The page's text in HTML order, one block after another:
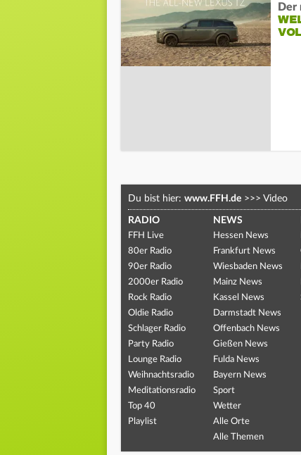
Der
Du bist hier: www.FFH.de >>> Video
RADIO
FFH Live
80er Radio
90er Radio
2000er Radio
Rock Radio
Oldie Radio
Schlager Radio
Party Radio
Lounge Radio
Weihnachtsradio
Meditationsradio
Top 40
Playlist
NEWS
Hessen News
Frankfurt News
Wiesbaden News
Mainz News
Kassel News
Darmstadt News
Offenbach News
Gießen News
Fulda News
Bayern News
Sport
Wetter
Alle Orte
Alle Themen